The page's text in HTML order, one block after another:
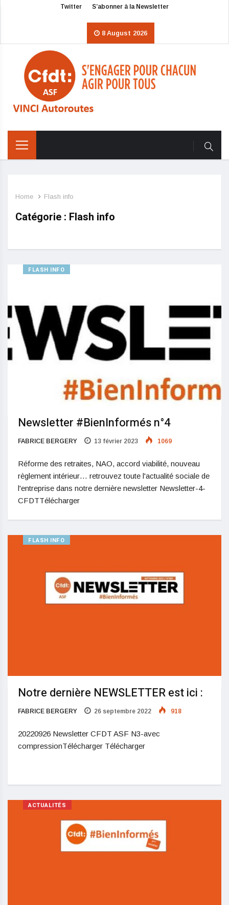
Twitter S’abonner à la Newsletter
8 August 2026
Home Flash info
Catégorie : Flash info
FLASH INFO
Newsletter #BienInformés n°4
FABRICE BERGERY 13 février 2023 1069
Réforme des retraites, NAO, accord viabilité, nouveau
règlement intérieur… retrouvez toute l'actualité sociale de
l'entreprise dans notre dernière newsletter Newsletter-4-
CFDTTélécharger
FLASH INFO
Notre dernière NEWSLETTER est ici :
FABRICE BERGERY 26 septembre 2022 918
20220926 Newsletter CFDT ASF N3-avec
compressionTélécharger Télécharger
ACTUALITÉS